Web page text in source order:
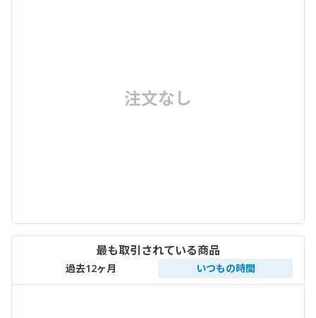
注文なし
最も取引されている商品
過去12ヶ月 いつもの時間